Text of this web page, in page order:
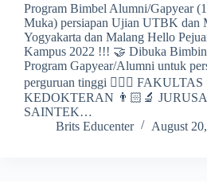
Program Bimbel Alumni/Gapyear
Muka) persiapan Ujian UTBK dan
Yogyakarta dan Malang Hello
Kampus 2022 !!! 🤝 Dibuka
Program Gapyear/Alumni untuk
perguruan tinggi 👩🏻‍⚕️ FAKULTAS
KEDOKTERAN 👨🏻‍🔬
SAINTEK…
Brits Educenter
August